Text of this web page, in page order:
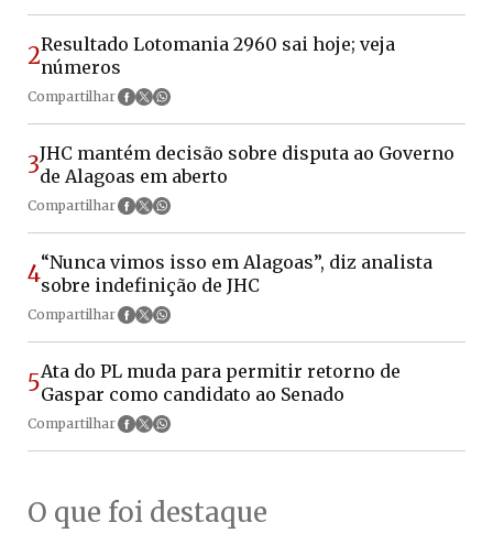
2Resultado Lotomania 2960 sai hoje; veja
números
Compartilhar
3JHC mantém decisão sobre disputa ao Governo
de Alagoas em aberto
Compartilhar
4“Nunca vimos isso em Alagoas”, diz analista
sobre indefinição de JHC
Compartilhar
5Ata do PL muda para permitir retorno de
Gaspar como candidato ao Senado
Compartilhar
O que foi destaque